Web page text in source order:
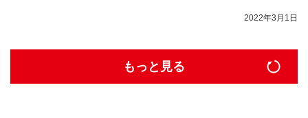
2022年3月1日
もっと見る